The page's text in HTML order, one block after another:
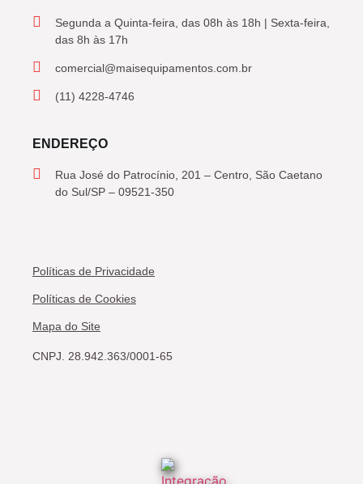
Segunda a Quinta-feira, das 08h às 18h | Sexta-feira,
das 8h às 17h
comercial@maisequipamentos.com.br
(11) 4228-4746
ENDEREÇO
Rua José do Patrocínio, 201 – Centro, São Caetano
do Sul/SP – 09521-350
Políticas de Privacidade
Políticas de Cookies
Mapa do Site
CNPJ. 28.942.363/0001-65